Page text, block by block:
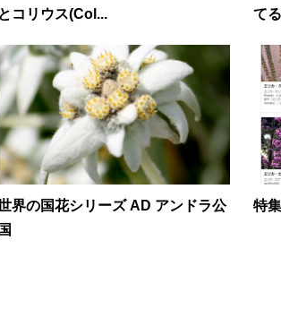
とコリウス(Col...
て
界の国花シリーズ AD アンドラ公
国
特